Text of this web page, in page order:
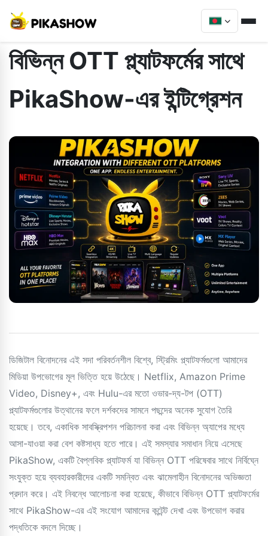
বিভিন্ন OTT প্ল্যাটফর্মের সাথে
PikaShow-এর ইন্টিগ্রেশন
ডিজিটাল বিনোদনের এই সদা পরিবর্তনশীল বিশ্বে, স্ট্রিমিং প্ল্যাটফর্মগুলো আমাদের
মিডিয়া উপভোগের মূল ভিত্তি হয়ে উঠেছে। Netflix, Amazon Prime
Video, Disney+, এবং Hulu-এর মতো ওভার-দ্য-টপ (OTT)
প্ল্যাটফর্মগুলোর উত্থানের ফলে দর্শকদের সামনে পছন্দের অনেক সুযোগ তৈরি
হয়েছে। তবে, একাধিক সাবস্ক্রিপশন পরিচালনা করা এবং বিভিন্ন অ্যাপের মধ্যে
আসা-যাওয়া করা বেশ কষ্টসাধ্য হতে পারে। এই সমস্যার সমাধান নিয়ে এসেছে
PikaShow, একটি বৈপ্লবিক প্ল্যাটফর্ম যা বিভিন্ন OTT পরিষেবার সাথে নির্বিঘ্নে
সংযুক্ত হয়ে ব্যবহারকারীদের একটি সমন্বিত এবং ঝামেলাহীন বিনোদনের অভিজ্ঞতা
প্রদান করে। এই নিবন্ধে আলোচনা করা হয়েছে, কীভাবে বিভিন্ন OTT প্ল্যাটফর্মের
সাথে PikaShow-এর এই সংযোগ আমাদের কন্টেন্ট দেখা এবং উপভোগ করার
পদ্ধতিকে বদলে দিচ্ছে।